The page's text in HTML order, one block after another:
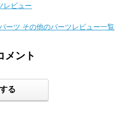
レビュー
ーツ その他のパーツレビュー一覧
メント
る